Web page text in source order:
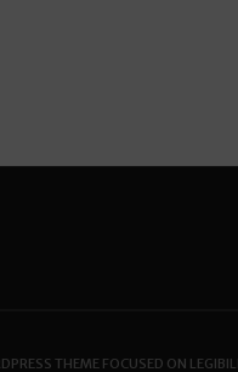
THEME FOCUSED ON